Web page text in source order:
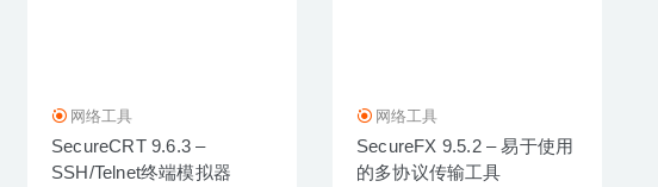
网络工具
SecureCRT 9.6.3 –
SSH/Telnet终端模拟器
网络工具
SecureFX 9.5.2 – 易于使用
的多协议传输工具